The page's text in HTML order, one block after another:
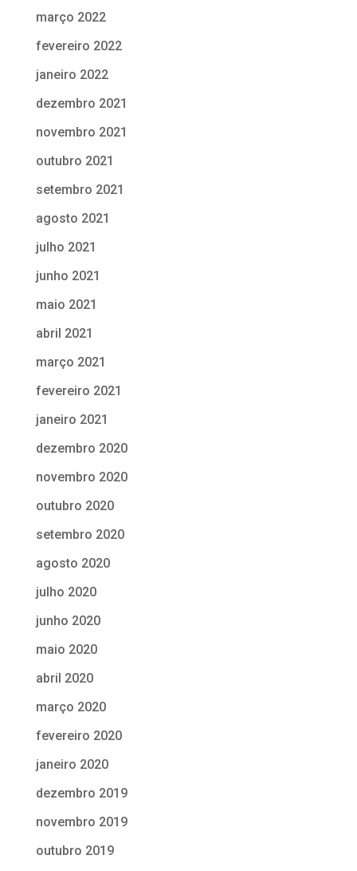
março 2022
fevereiro 2022
janeiro 2022
dezembro 2021
novembro 2021
outubro 2021
setembro 2021
agosto 2021
julho 2021
junho 2021
maio 2021
abril 2021
março 2021
fevereiro 2021
janeiro 2021
dezembro 2020
novembro 2020
outubro 2020
setembro 2020
agosto 2020
julho 2020
junho 2020
maio 2020
abril 2020
março 2020
fevereiro 2020
janeiro 2020
dezembro 2019
novembro 2019
outubro 2019